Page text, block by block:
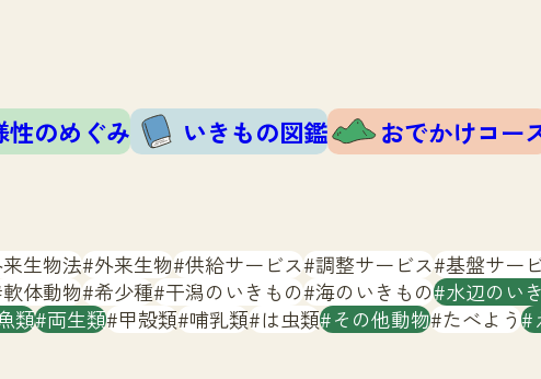
性のめぐみ いきもの図鑑 おでかけコー
生物法 外来生物 供給サービス 調整サービス 基盤サー
軟体動物 希少種 干潟のいきもの 海のいきもの 水辺のい
類 両生類 甲殻類 哺乳類 は虫類 その他動物 たべよう